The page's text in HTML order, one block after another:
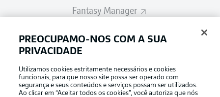
Fantasy Manager
BUNDESLIGA-GROUP
Escolha seu idioma
Português Modo de visualização
PREOCUPAMO-NOS COM A SUA
PRIVACIDADE
Utilizamos cookies estritamente necessários e cookies
funcionais, para que nosso site possa ser operado com
segurança e seus conteúdos e serviços possam ser utilizados.
Ao clicar em “Aceitar todos os cookies”, você autoriza que nós